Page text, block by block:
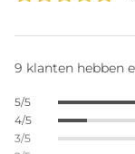
9 klanten hebben
5/5
4/5
3/5